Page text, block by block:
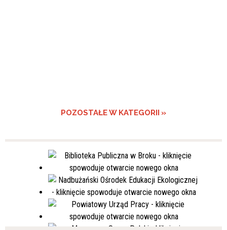
POZOSTAŁE W KATEGORII